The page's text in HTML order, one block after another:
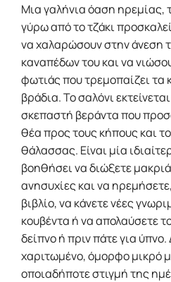
Μια γαλήνια όαση ηρεμίας,
γύρω από το τζάκι
να χαλαρώσουν στην άνεση
καναπέδων του και να
φωτιάς που τρεμοπαίζει τα
βράδια. Το σαλόνι
σκεπαστή βεράντα που
θέα προς τους κήπους και
θάλασσας. Είναι μία
βοηθήσει να διώξετε
ανησυχίες και να
βιβλίο, να κάνετε νέες
κουβέντα ή να απολαύσετε
δείπνο ή πριν πάτε για
χαριτωμένο, όμορφο μικρό
οποιαδήποτε στιγμή της